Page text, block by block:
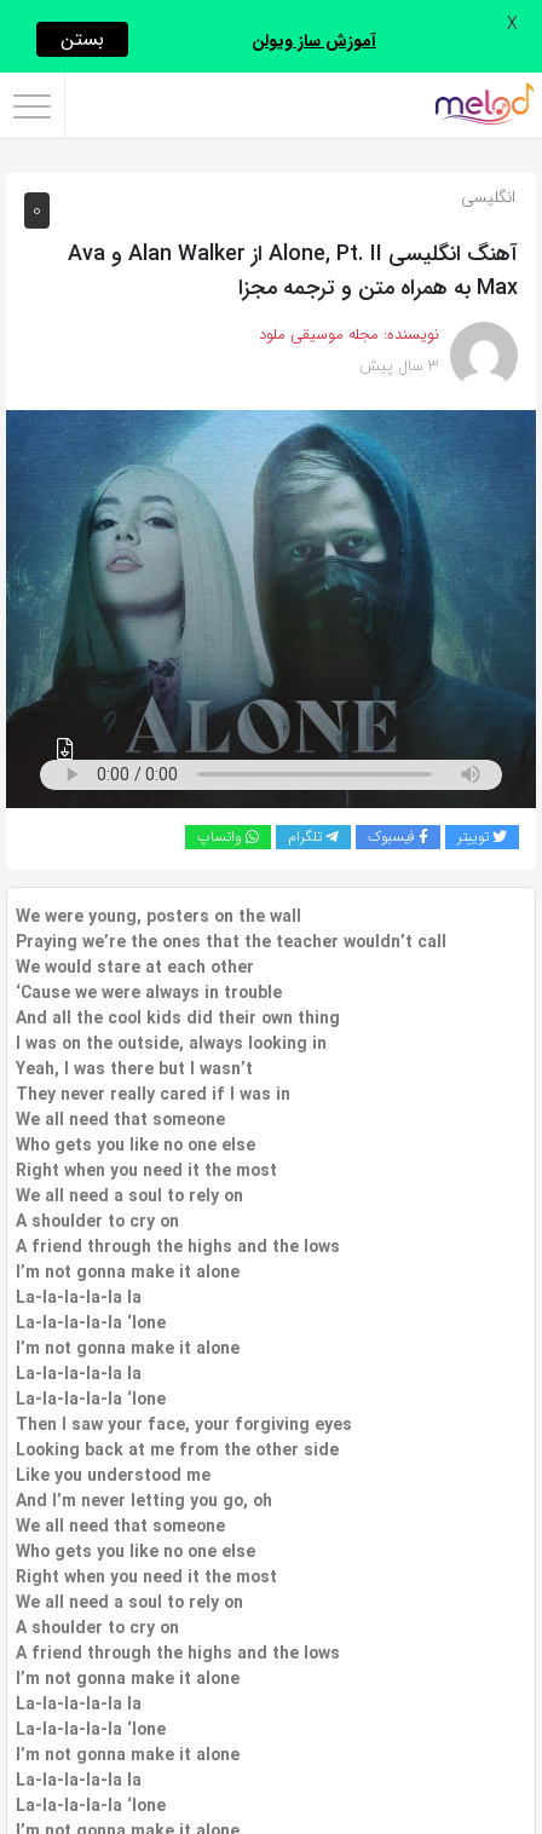
اشتراک
با
روش‌های
زیر
این
صفحه
را
دوستان
بگذارید.
کپی
0 انگلیسی
آهنگ انگلیسی Alone, Pt. II از Alan Walker و Ava
Max به همراه متن و ترجمه مجزا
نویسنده: مجله موسیقی ملود
3 سال پیش
توییتر فیسبوک تلگرام واتساپ
We were young, posters on the wall
Praying we’re the ones that the teacher wouldn’t call
We would stare at each other
‘Cause we were always in trouble
And all the cool kids did their own thing
I was on the outside, always looking in
Yeah, I was there but I wasn’t
They never really cared if I was in
We all need that someone
Who gets you like no one else
Right when you need it the most
We all need a soul to rely on
A shoulder to cry on
A friend through the highs and the lows
I’m not gonna make it alone
La-la-la-la-la la
La-la-la-la-la ‘lone
I’m not gonna make it alone
La-la-la-la-la la
La-la-la-la-la ‘lone
Then I saw your face, your forgiving eyes
Looking back at me from the other side
Like you understood me
And I’m never letting you go, oh
We all need that someone
Who gets you like no one else
Right when you need it the most
We all need a soul to rely on
A shoulder to cry on
A friend through the highs and the lows
I’m not gonna make it alone
La-la-la-la-la la
La-la-la-la-la ‘lone
I’m not gonna make it alone
La-la-la-la-la la
La-la-la-la-la ‘lone
آموزش ساز ویولن بستن X